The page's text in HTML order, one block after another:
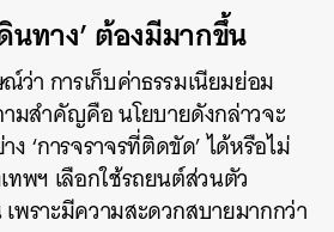
นทาง’ ต้องมีมากขึ้น
า การเก็บค่าธรรมเนียมย่อม
มสำคัญคือ นโยบายดังกล่าวจะ
‘การจราจรที่ติดขัด’ ได้หรือไม่
ทพฯ เลือกใช้รถยนต์ส่วนตัว
พราะมีความสะดวกสบายมากกว่า